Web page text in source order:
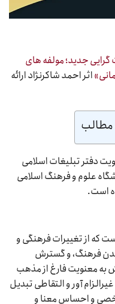
جدید؛ مولفه های
اثر احمد شاکرنژاد ارائه
دفتر تبلیغات اسلامی
علوم و فرهنگ اسلامی
که از تغییرات فرهنگی و
فرهنگ، و گسترش
به معنویت فارغ از مذهب
آور و التقاطی تبدیل
و احساس معنا و